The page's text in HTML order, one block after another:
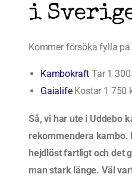
i
Kommer försöka fylla
Kambokraft Tar 1
GaialifeKostar 1 750
Så, vi har ute i Uddebo
rekommendera kambo.
hejdlöst fartligt och det
man stark länge. Väl